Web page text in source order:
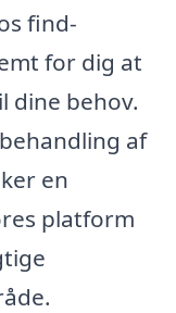
find-
for dig at
dine behov.
af
en
platform